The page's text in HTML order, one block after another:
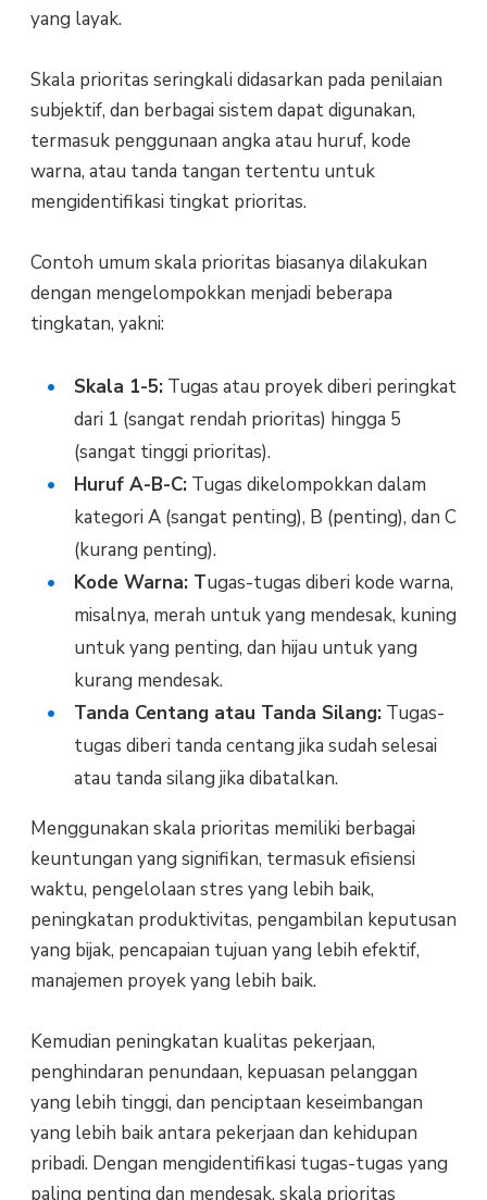
yang layak.
Skala prioritas seringkali didasarkan pada penilaian
subjektif, dan berbagai sistem dapat digunakan,
termasuk penggunaan angka atau huruf, kode
warna, atau tanda tangan tertentu untuk
mengidentifikasi tingkat prioritas.
Contoh umum skala prioritas biasanya dilakukan
dengan mengelompokkan menjadi beberapa
tingkatan, yakni:
Skala 1-5:Tugas atau proyek diberi peringkat
dari 1 (sangat rendah prioritas) hingga 5
(sangat tinggi prioritas).
Huruf A-B-C:Tugas dikelompokkan dalam
kategori A (sangat penting), B (penting), dan C
(kurang penting).
Kode Warna: Tugas-tugas diberi kode warna,
misalnya, merah untuk yang mendesak, kuning
untuk yang penting, dan hijau untuk yang
kurang mendesak.
Tanda Centang atau Tanda Silang:Tugas-
tugas diberi tanda centang jika sudah selesai
atau tanda silang jika dibatalkan.
Menggunakan skala prioritas memiliki berbagai
keuntungan yang signifikan, termasuk efisiensi
waktu, pengelolaan stres yang lebih baik,
peningkatan produktivitas, pengambilan keputusan
yang bijak, pencapaian tujuan yang lebih efektif,
manajemen proyek yang lebih baik.
Kemudian peningkatan kualitas pekerjaan,
penghindaran penundaan, kepuasan pelanggan
yang lebih tinggi, dan penciptaan keseimbangan
yang lebih baik antara pekerjaan dan kehidupan
pribadi. Dengan mengidentifikasi tugas-tugas yang
paling penting dan mendesak, skala prioritas